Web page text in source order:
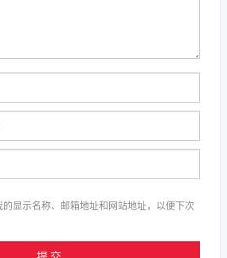
显示名称、邮箱地址和网站地址，以便下次